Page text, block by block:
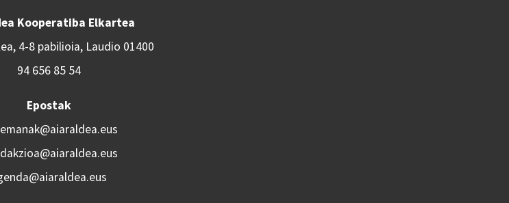
Kooperatiba Elkartea
4-8 pabilioia, Laudio 01400
94 656 85 54
Epostak